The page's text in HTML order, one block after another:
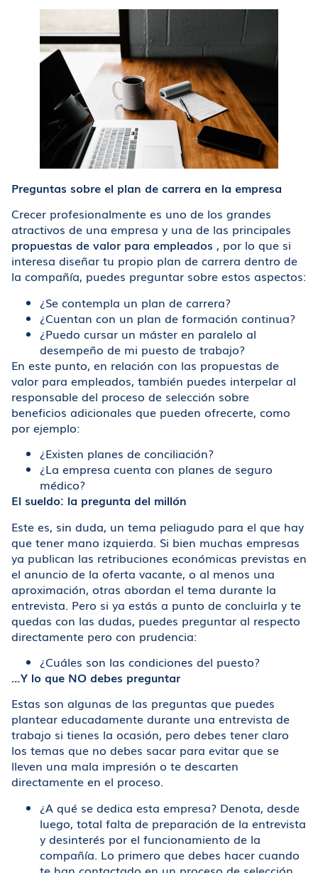
Preguntas sobre el plan de carrera en la empresa
Crecer profesionalmente es uno de los grandes
atractivos de una empresa y una de las principales
propuestas de valor para empleados , por lo que si
interesa diseñar tu propio plan de carrera dentro de
la compañía, puedes preguntar sobre estos aspectos:
¿Se contempla un plan de carrera?
¿Cuentan con un plan de formación continua?
¿Puedo cursar un máster en paralelo al
desempeño de mi puesto de trabajo?
En este punto, en relación con las propuestas de
valor para empleados, también puedes interpelar al
responsable del proceso de selección sobre
beneficios adicionales que pueden ofrecerte, como
por ejemplo:
¿Existen planes de conciliación?
¿La empresa cuenta con planes de seguro
médico?
El sueldo: la pregunta del millón
Este es, sin duda, un tema peliagudo para el que hay
que tener mano izquierda. Si bien muchas empresas
ya publican las retribuciones económicas previstas en
el anuncio de la oferta vacante, o al menos una
aproximación, otras abordan el tema durante la
entrevista. Pero si ya estás a punto de concluirla y te
quedas con las dudas, puedes preguntar al respecto
directamente pero con prudencia:
¿Cuáles son las condiciones del puesto?
…Y lo que NO debes preguntar
Estas son algunas de las preguntas que puedes
plantear educadamente durante una entrevista de
trabajo si tienes la ocasión, pero debes tener claro
los temas que no debes sacar para evitar que se
lleven una mala impresión o te descarten
directamente en el proceso.
¿A qué se dedica esta empresa? Denota, desde
luego, total falta de preparación de la entrevista
y desinterés por el funcionamiento de la
compañía. Lo primero que debes hacer cuando